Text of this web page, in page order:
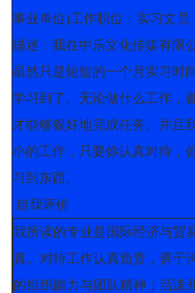
事业单位)工作职位：实习文
描述：我在中乐文化传媒有限
虽然只是短短的一个月实习时
学习到了。无论做什么工作，
才能够狠好地完成任务。并且
小的工作，只要你认真对待，
习到东西。
自我评价
我所读的专业是国际经济与贸
真。对待工作认真负责，善于
的组织能力与团队精神；活泼